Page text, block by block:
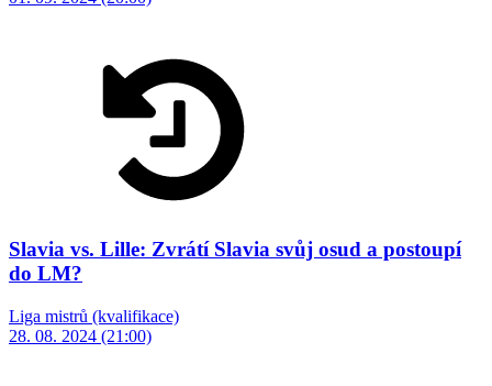
Slavia vs. Lille: Zvrátí Slavia svůj osud a postoupí
do LM?
Liga mistrů (kvalifikace)
28. 08. 2024 (21:00)